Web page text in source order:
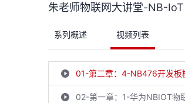
朱老师物联网大讲堂-NB-
系列概述 视频列表
01-第二章：4-NB476开发板
02-第一章：1-华为NBIOT物